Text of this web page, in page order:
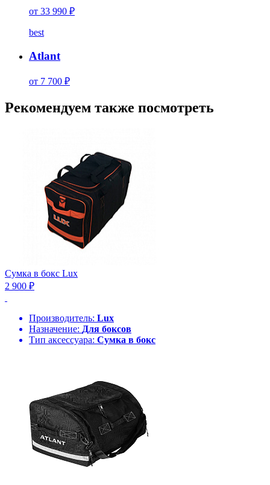
от 33 990 ₽
best
Atlant
от 7 700 ₽
Рекомендуем также посмотреть
Сумка в бокс Lux
2 900 ₽
Производитель: Lux
Назначение: Для боксов
Тип аксессуара: Сумка в бокс